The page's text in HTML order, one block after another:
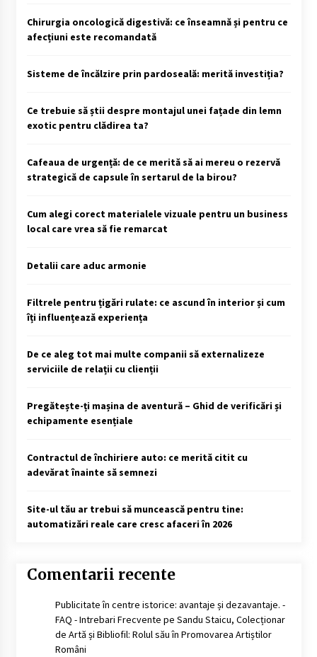
Chirurgia oncologică digestivă: ce înseamnă și pentru ce
afecțiuni este recomandată
Sisteme de încălzire prin pardoseală: merită investiția?
Ce trebuie să știi despre montajul unei fațade din lemn
exotic pentru clădirea ta?
Cafeaua de urgență: de ce merită să ai mereu o rezervă
strategică de capsule în sertarul de la birou?
Cum alegi corect materialele vizuale pentru un business
local care vrea să fie remarcat
Detalii care aduc armonie
Filtrele pentru țigări rulate: ce ascund în interior și cum
îți influențează experiența
De ce aleg tot mai multe companii să externalizeze
serviciile de relații cu clienții
Pregătește-ți mașina de aventură – Ghid de verificări și
echipamente esențiale
Contractul de închiriere auto: ce merită citit cu
adevărat înainte să semnezi
Site-ul tău ar trebui să muncească pentru tine:
automatizări reale care cresc afaceri în 2026
Comentarii recente
Publicitate în centre istorice: avantaje și dezavantaje. -
FAQ - Intrebari Frecvente pe Sandu Staicu, Colecționar
de Artă și Bibliofil: Rolul său în Promovarea Artiștilor
Români